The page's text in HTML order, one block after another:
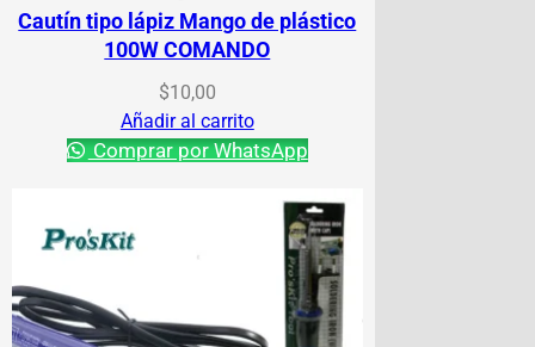
Cautín tipo lápiz Mango de plástico
100W COMANDO
$10,00
Añadir al carrito
Comprar por WhatsApp